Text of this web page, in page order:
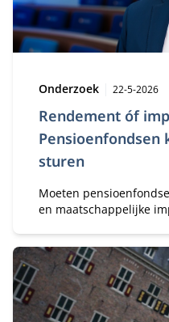
Rendement óf
Pensioenfondsen
sturen
Type:
Onderzoek 22-5-2026
Moeten
en maatschappelijke
niet uit hoeven te
op een legitieme en
investeren in
én de kwaliteit van